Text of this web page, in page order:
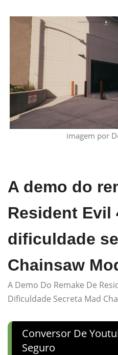
imagem por
A demo do
Resident Evil
dificuldade
Chainsaw
A Demo Do Remake De
Dificuldade Secreta Mad
Conversor De
Seguro